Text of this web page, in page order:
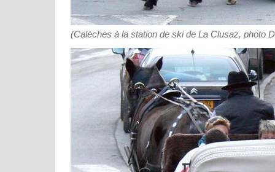
(Calèches à la station de ski de La Clusaz, photo